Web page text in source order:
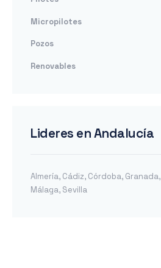
Micropilotes
Pozos
Renovables
Lideres en Andalucía
Almería, Cádiz, Córdoba, Granada,
Málaga, Sevilla